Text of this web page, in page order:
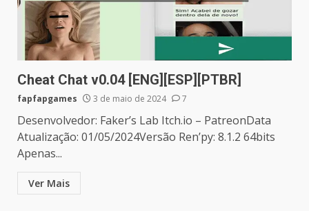
Cheat Chat v0.04 [ENG][ESP][PTBR]
fapfapgames 3 de maio de 2024 7
Desenvolvedor: Faker’s Lab Itch.io – PatreonData
Atualização: 01/05/2024Versão Ren’py: 8.1.2 64bits
Apenas...
Ver Mais